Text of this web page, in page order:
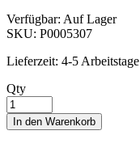
Verfügbar: Auf Lager
SKU: P0005307
Lieferzeit: 4-5 Arbeitstage
Qty
In den Warenkorb